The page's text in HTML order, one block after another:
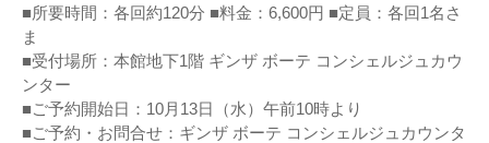
■所要時間：各回約120分 ■料金：6,600円 ■定員：各回1名さ
ま
■受付場所：本館地下1階 ギンザ ボーテ コンシェルジュカウ
ンター
■ご予約開始日：10月13日（水）午前10時より
■ご予約・お問合せ：ギンザ ボーテ コンシェルジュカウンタ